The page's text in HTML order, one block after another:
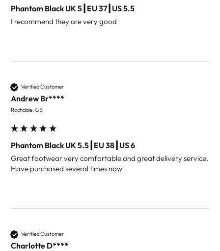
Phantom Black UK 5┃EU 37┃US 5.5
I recommend they are very good
Verified Customer
Andrew Br****
Rochdale, GB
Phantom Black UK 5.5┃EU 38┃US 6
Great footwear very comfortable and great delivery service.
Have purchased several times now
Verified Customer
Charlotte D****